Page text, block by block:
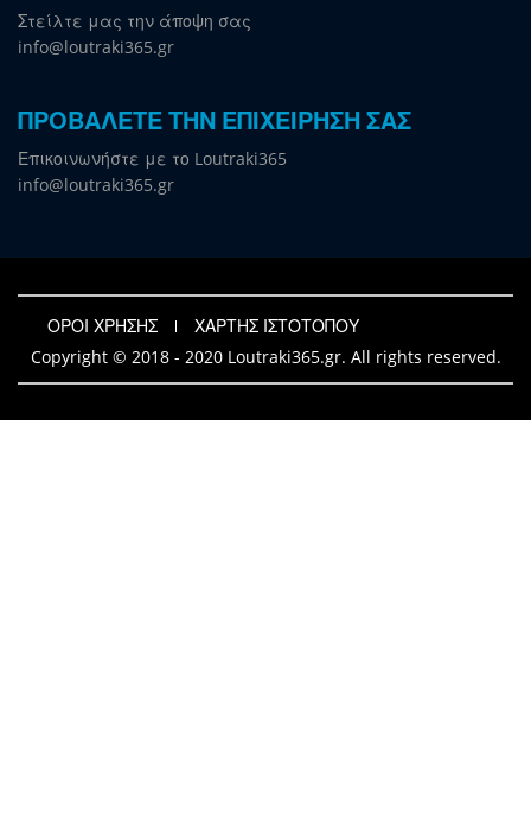
Στείλτε μας την άποψη σας
info@loutraki365.gr
ΠΡΟΒΑΛΕΤΕ ΤΗΝ ΕΠΙΧΕΙΡΗΣΗ ΣΑΣ
Επικοινωνήστε με το Loutraki365
info@loutraki365.gr
ΟΡΟΙ ΧΡΗΣΗΣ
ΧΑΡΤΗΣ ΙΣΤΟΤΟΠΟΥ
Copyright © 2018 - 2020 Loutraki365.gr. All rights reserved.